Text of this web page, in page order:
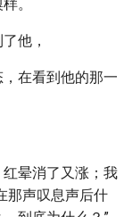
。
他，
在看到他的那一
晕消了又涨；我
那声叹息声后什